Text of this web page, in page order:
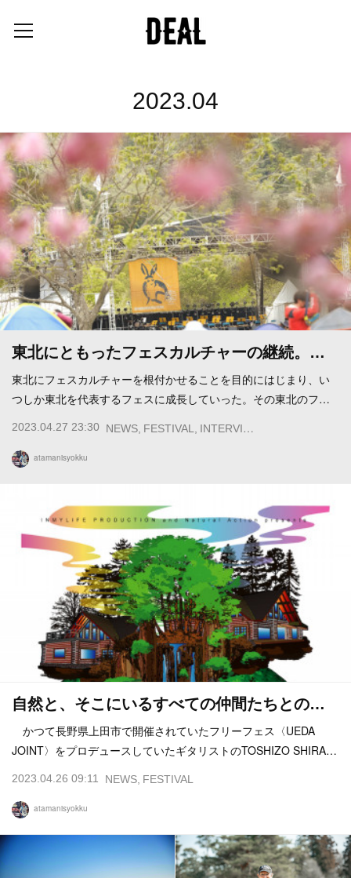
2023.04
東北にともったフェスカルチャーの継続。…
東北にフェスカルチャーを根付かせることを目的にはじまり、い
つしか東北を代表するフェスに成長していった。その東北のフ…
2023.04.27 23:30 NEWS FESTIVAL INTERVIEW
atamanisyokku
自然と、そこにいるすべての仲間たちとの…
かつて長野県上田市で開催されていたフリーフェス〈UEDA
JOINT〉をプロデュースしていたギタリストのTOSHIZO SHIRA…
2023.04.26 09:11 NEWS FESTIVAL
atamanisyokku